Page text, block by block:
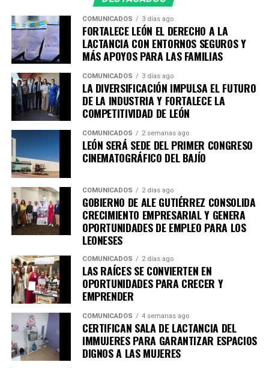
tendrán más tiempo de poder visitarse, siendo el 18 de
enero 2026 el último día de exposición.
Con este ciclo, el Instituto Cultural de León consolida su
compromiso con el fomento, la promoción y el acceso a
los derechos culturales, acercando al público a
experiencias artísticas diversas y de reflexión profunda,
en diálogo con uno de los festivales más importantes de
Para conocer más detalles sobre los espacios expositivos
de CAVI y la programación especial del Cervantino en
León, se invita a seguir las cuentas en redes sociales del
ICL, que son
@culturaleony @cavileonasí como
consultar la página web oficialwww.culturaleon.com
para más detalles sobre eventos culturales en León.
COMUNICADOS 3 días ago
FORTALECE LEÓN EL DERECHO A LA
LACTANCIA CON ENTORNOS SEGUROS Y
MÁS APOYOS PARA LAS FAMILIAS
COMUNICADOS 3 días ago
LA DIVERSIFICACIÓN IMPULSA EL FUTURO
DE LA INDUSTRIA Y FORTALECE LA
COMPETITIVIDAD DE LEÓN
COMUNICADOS 2 semanas ago
LEÓN SERÁ SEDE DEL PRIMER CONGRESO
CINEMATOGRÁFICO DEL BAJÍO
COMUNICADOS 2 días ago
GOBIERNO DE ALE GUTIÉRREZ CONSOLIDA
CRECIMIENTO EMPRESARIAL Y GENERA
OPORTUNIDADES DE EMPLEO PARA LOS
LEONESES
COMUNICADOS 2 días ago
LAS RAÍCES SE CONVIERTEN EN
OPORTUNIDADES PARA CRECER Y
EMPRENDER
COMUNICADOS 4 semanas ago
CERTIFICAN SALA DE LACTANCIA DEL
IMMUJERES PARA GARANTIZAR ESPACIOS
DIGNOS A LAS MUJERES